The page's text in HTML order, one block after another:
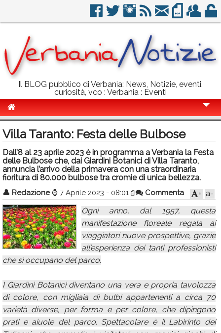
Il BLOG pubblico di Verbania: News, Notizie, eventi,
curiosità, vco : Verbania : Eventi
Politica
Sport
Eventi
Info Utili
Rubriche
Calendario
Villa Taranto: Festa delle Bulbose
Dall’8 al 23 aprile 2023 è in programma a Verbania la Festa
delle Bulbose che, dai Giardini Botanici di Villa Taranto,
annuncia l’arrivo della primavera con una straordinaria
fioritura di 80.000 bulbose tra cromie di unica bellezza.
👤 Redazione ⌚ 7 Aprile 2023 - 08:01 Commenta a-
+
Ogni anno, dal 1957, questa
manifestazione floreale regala ai
viaggiatori nuove prospettive, grazie
all’esperienza dei tanti professionisti
che si occupano del parco.
I Giardini Botanici diventano una vera e propria tavolozza
di colore, con migliaia di bulbi appartenenti a circa 70
varietà diverse, per forma e per colore, che dipingono
prati e aiuole del parco. Spettacolare è il Labirinto dei